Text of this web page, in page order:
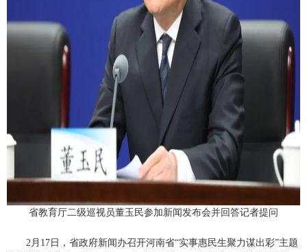
省教育厅二级巡视员董玉民参加新闻发布会并回答记者提问
2月17日，省政府新闻办召开河南省“实事惠民生聚力谋出彩”主题